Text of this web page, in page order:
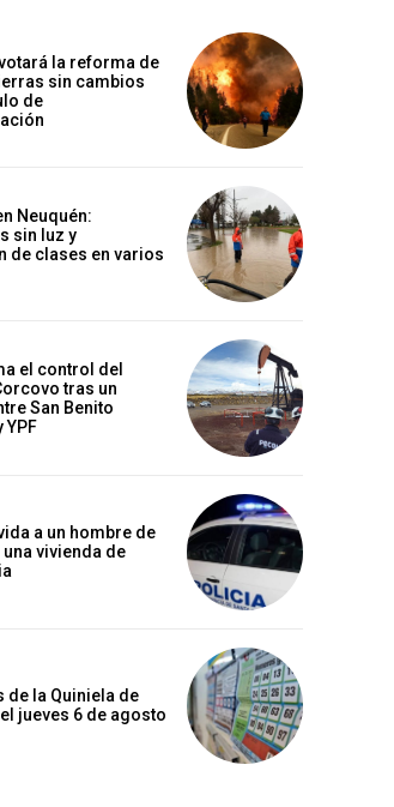
la reforma de
sin cambios
de
Neuquén:
sin luz y
de clases en varios
el control del
tras un
San Benito
YPF
a un hombre de
una vivienda de
de la Quiniela de
jueves 6 de agosto